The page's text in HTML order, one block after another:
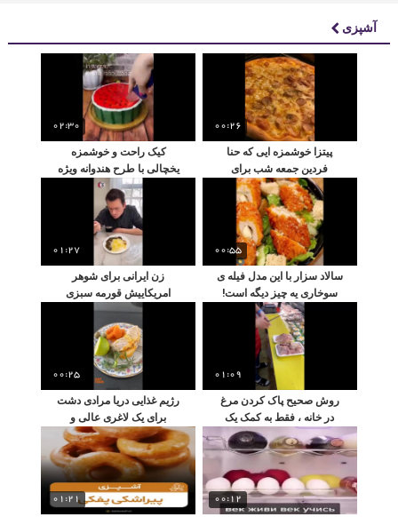
آشپزی
00:26
پیتزا خوشمزه ایی که حنا
فردین جمعه شب برای
برادرش پخت
02:30
کیک راحت و خوشمزه
یخچالی با طرح هندوانه ویژه
شب یلدا
00:55
سالاد سزار با این مدل فیله ی
سوخاری یه چیز دیگه است!
01:27
زن ایرانی برای شوهر
امریکاییش قورمه سبزی
درست کرده ، واکنش
همسرش رو ببینین !
01:09
روش صحیح پاک کردن مرغ
در خانه ، فقط به کمک یک
کارد آشپزخانه !
00:25
رژیم غذایی دریا مرادی دشت
برای یک لاغری عالی و
حساب شده
00:12
01:21